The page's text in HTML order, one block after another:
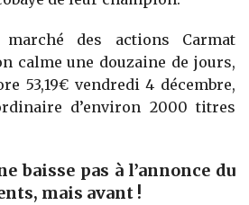
des actions Carmat
calme une douzaine de jours,
53,19€ vendredi 4 décembre,
d’environ 2000 titres
baisse pas à l’annonce du
mais avant !